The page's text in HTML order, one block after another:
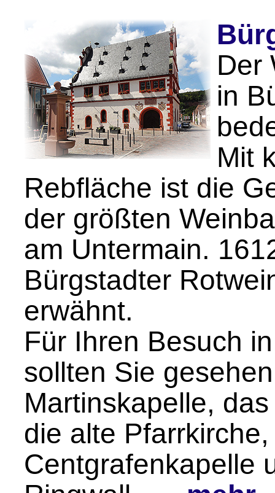
Der
in
Mit
Rebfläche ist die
der größten
am Untermain.
Bürgstadter
erwähnt.
Für Ihren Besuch
sollten Sie
Martinskapelle,
die alte
Centgrafenkapelle